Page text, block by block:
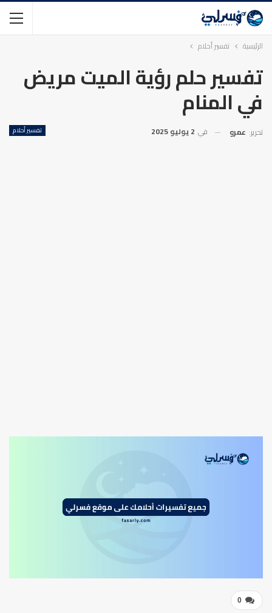
الرئيسية تفسير أحلام
تفسير حلم رؤية الميت مريض
في المنام
تفسير أحلام تحرير: عمرو في 2 يوليو 2025
0